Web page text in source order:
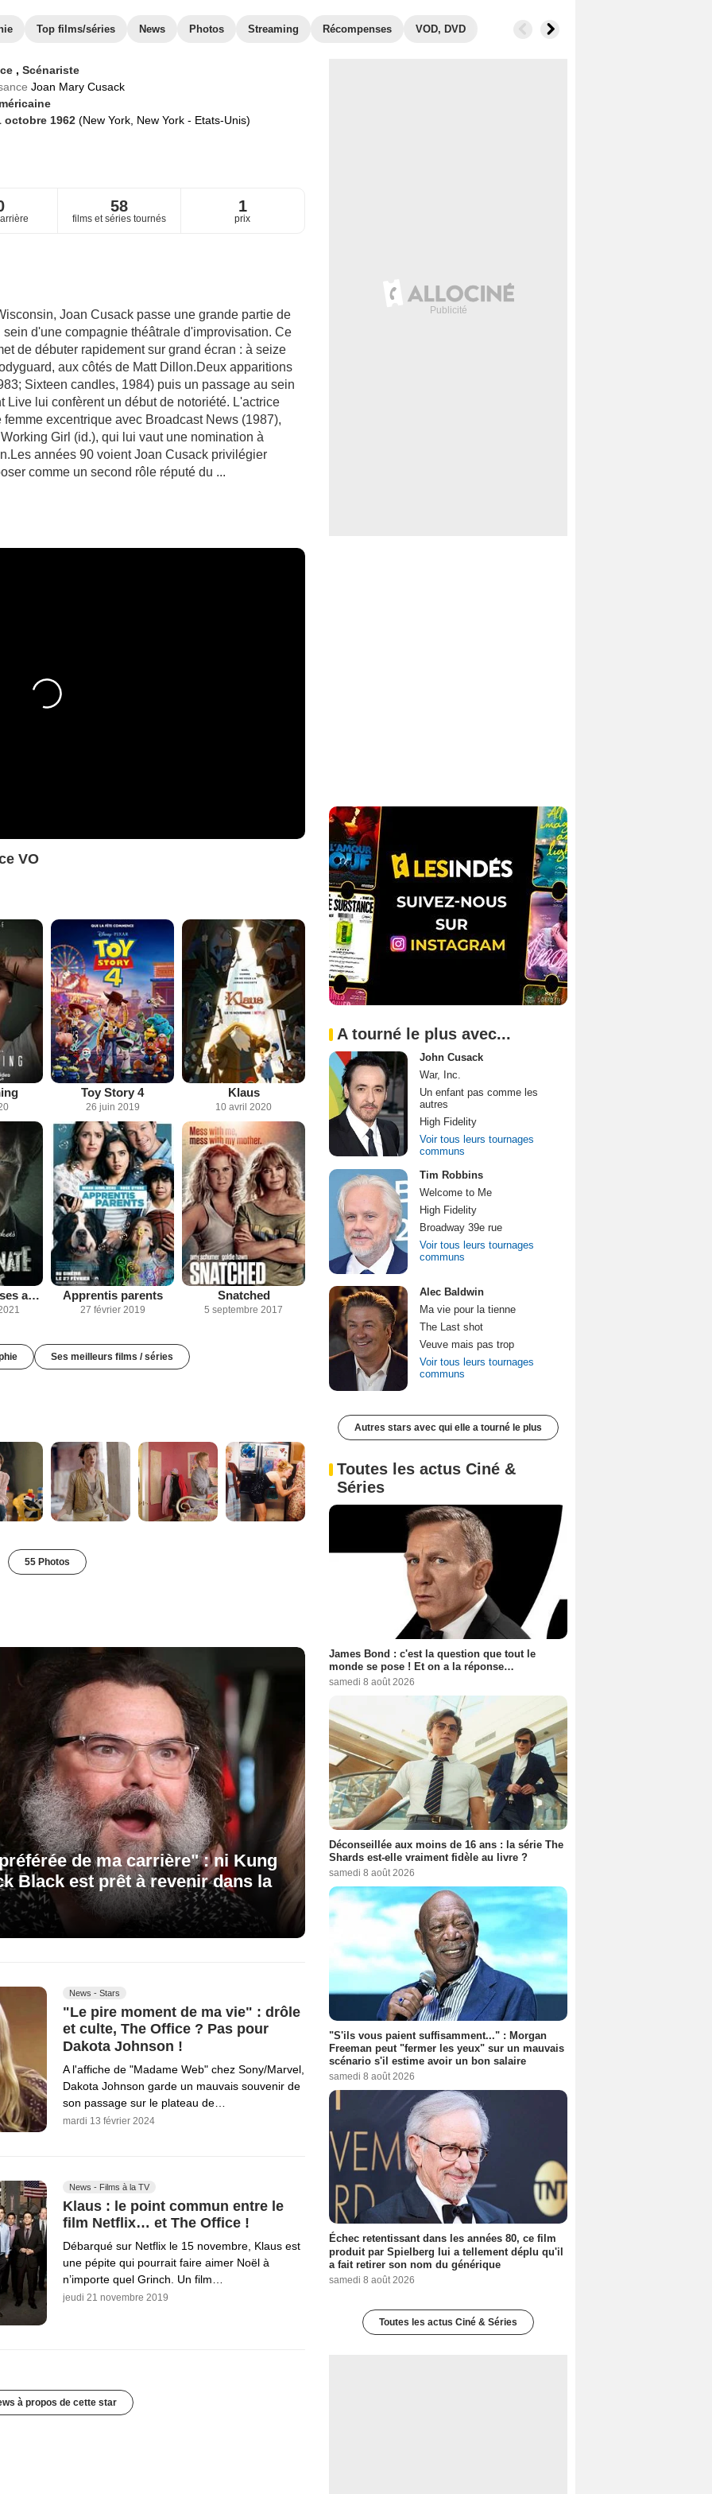
Top films/séries News Photos Streaming Récompenses VOD, DVD
, Scénariste
Joan Mary Cusack
octobre 1962 (New York, New York - Etats-Unis)
58
films et séries tournés
1
prix
Joan Cusack passe une grande partie de
d'une compagnie théâtrale d'improvisation. Ce
de débuter rapidement sur grand écran : à seize
aux côtés de Matt Dillon.Deux apparitions
Sixteen candles, 1984) puis un passage au sein
Live lui confèrent un début de notoriété. L'actrice
excentrique avec Broadcast News (1987),
Girl (id.), qui lui vaut une nomination à
années 90 voient Joan Cusack privilégier
comme un second rôle réputé du ...
VO
Toy Story 4
26 juin 2019
Klaus
10 avril 2020
Les Désastreuses aventures des orphelins Baudelaire Apprentis parents
27 février 2019
Snatched
5 septembre 2017
Ses meilleurs films / séries
55 Photos
de ma carrière" : ni Kung
Black est prêt à revenir dans la
News - Stars
"Le pire moment de ma vie" : drôle
et culte, The Office ? Pas pour
Dakota Johnson !
A l'affiche de "Madame Web" chez Sony/Marvel,
Dakota Johnson garde un mauvais souvenir de
son passage sur le plateau de…
mardi 13 février 2024
News - Films à la TV
Klaus : le point commun entre le
film Netflix… et The Office !
Débarqué sur Netflix le 15 novembre, Klaus est
une pépite qui pourrait faire aimer Noël à
n’importe quel Grinch. Un film…
jeudi 21 novembre 2019
à propos de cette star
A tourné le plus avec...
John Cusack
War, Inc.
Un enfant pas comme les
autres
High Fidelity
Voir tous leurs tournages
communs
Tim Robbins
Welcome to Me
High Fidelity
Broadway 39e rue
Voir tous leurs tournages
communs
Alec Baldwin
Ma vie pour la tienne
The Last shot
Veuve mais pas trop
Voir tous leurs tournages
communs
Autres stars avec qui elle a tourné le plus
Toutes les actus Ciné &
Séries
James Bond : c'est la question que tout le
monde se pose ! Et on a la réponse…
samedi 8 août 2026
Déconseillée aux moins de 16 ans : la série The
Shards est-elle vraiment fidèle au livre ?
samedi 8 août 2026
"S'ils vous paient suffisamment..." : Morgan
Freeman peut "fermer les yeux" sur un mauvais
scénario s'il estime avoir un bon salaire
samedi 8 août 2026
Échec retentissant dans les années 80, ce film
produit par Spielberg lui a tellement déplu qu'il
a fait retirer son nom du générique
samedi 8 août 2026
Toutes les actus Ciné & Séries